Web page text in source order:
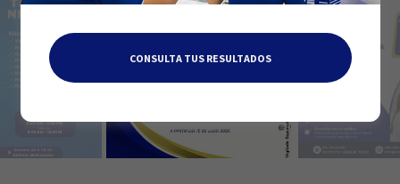
CONSULTA TUS RESULTADOS